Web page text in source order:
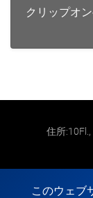
クリップオ
このウェブ
住所